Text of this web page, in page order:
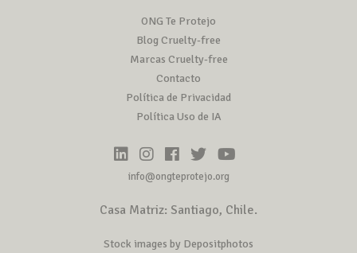
ONG Te Protejo
Blog Cruelty-free
Marcas Cruelty-free
Contacto
Política de Privacidad
Política Uso de IA
info@ongteprotejo.org
Casa Matriz: Santiago, Chile.
Stock images by Depositphotos